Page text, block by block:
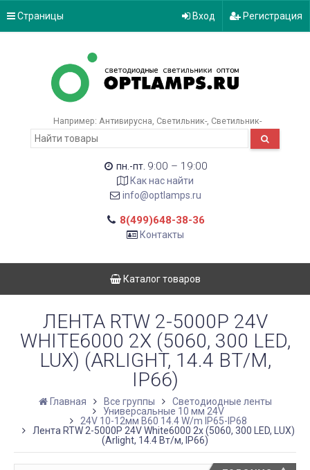
Страницы Вход Регистрация
Например: Антивирусна Светильник- Светильник-
пн.-пт. 9:00 – 19:00
Как нас найти
info@optlamps.ru
8(499)648-38-36
Контакты
Каталог товаров
ЛЕНТА RTW 2-5000P 24V
WHITE6000 2X (5060, 300 LED,
LUX) (ARLIGHT, 14.4 ВТ/М,
IP66)
Главная Все группы
Светодиодные ленты
Универсальные 10 мм 24V
24V 10-12мм B60 14.4 W/m IP65-IP68
Лента RTW 2-5000P 24V White6000 2x (5060, 300 LED, LUX)
(Arlight, 14.4 Вт/м, IP66)